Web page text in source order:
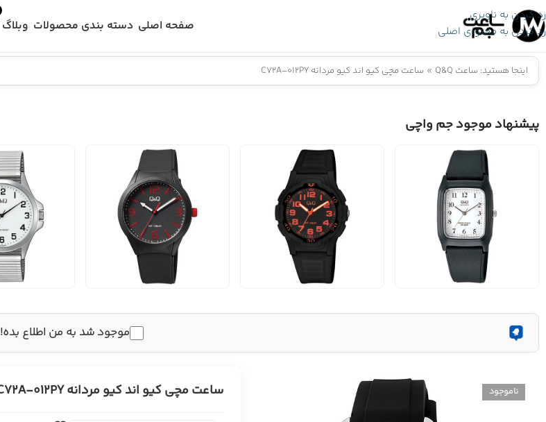
رد کردن به ناوبری
رد کردن به محتوای اصلی
صفحه اصلی دسته بندی محصولات وبلاگ
اینجا هستید: ساعت Q&Q » ساعت مچی کیو اند کیو مردانه C72A-012PY
پیشنهاد موجود جم واچی
موجود شد به من اطلاع بده!
ناموجود ساعت مچی کیو اند کیو مردانه C72A-012PY